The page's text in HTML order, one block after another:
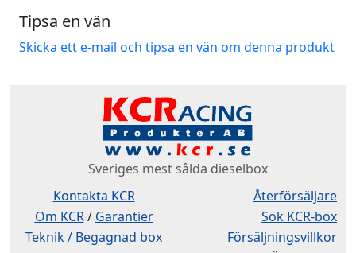
Tipsa en vän
Skicka ett e-mail och tipsa en vän om denna produkt
Sveriges mest sålda dieselbox
Kontakta KCR
Om KCR/ Garantier
Teknik / Begagnad box
Återförsäljare
Sök KCR-box
Försäljningsvillkor